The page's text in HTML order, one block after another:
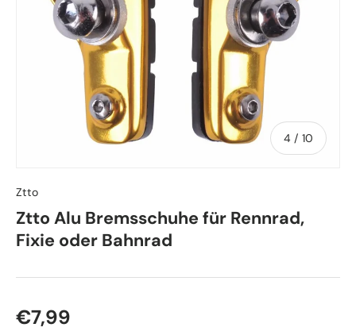
4 / von
10
Ztto
Ztto Alu Bremsschuhe für Rennrad,
Fixie oder Bahnrad
Normaler Preis
€7,99